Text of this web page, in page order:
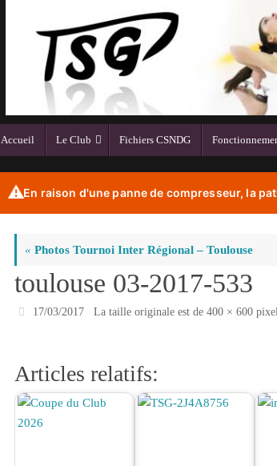
Accueil Le Club Fichiers CSNDG
⚠️En raison d'une panne de compresseur, la
« Photos Tournoi Inter Régional – Toulouse
toulouse 03-2017-533
17/03/2017 La taille originale est de400 × 600
Articles relatifs: